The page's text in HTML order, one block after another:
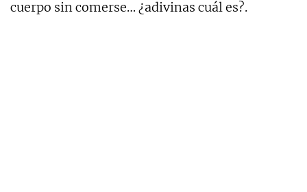
cuerpo sin comerse… ¿adivinas cuál es?.